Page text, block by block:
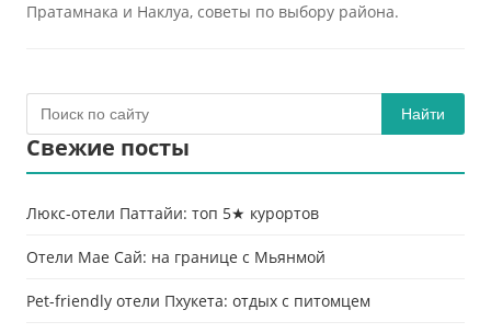
Пратамнака и Наклуа, советы по выбору района.
Найти
Свежие посты
Люкс-отели Паттайи: топ 5★ курортов
Отели Мае Сай: на границе с Мьянмой
Pet-friendly отели Пхукета: отдых с питомцем